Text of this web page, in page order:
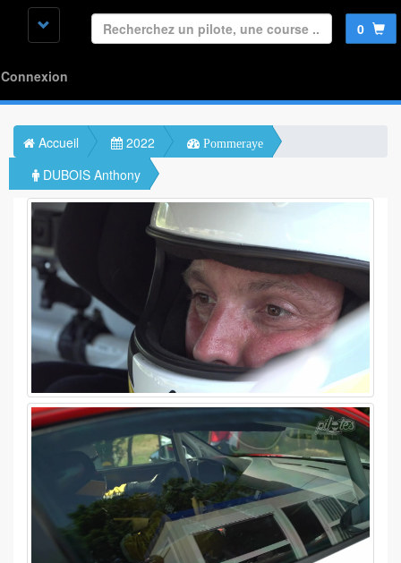
0
Accueil 2022 Pommeraye
DUBOIS Anthony